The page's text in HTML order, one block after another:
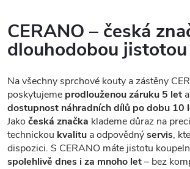
CERANO – česká
dlouhodobou jistotou
Na všechny sprchové kouty a zástěny
poskytujeme prodlouženou záruku 5 let
dostupnost náhradních dílů po dobu 10
Jako česká značka klademe důraz na
technickou kvalitu a odpovědnýservis,
dispozici. S CERANO máte jistotu
spolehlivě dnes i za mnoho let– bez